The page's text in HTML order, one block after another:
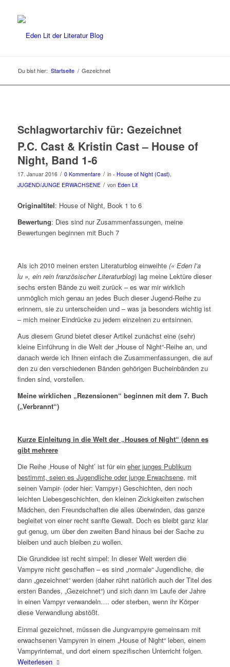
Du bist hier: Startseite / Gezeichnet
Schlagwortarchiv für: Gezeichnet
P.C. Cast & Kristin Cast – House of
Night, Band 1-6
17. Januar 2016 / 0 Kommentare / in - House of Night (Cast),
JUGEND/JUNGE ERWACHSENE / von Eden Lit
Originaltitel: House of Night, Book 1 to 6
Bewertung: Dies sind nur Zusammenfassungen, meine
Bewertungen beginnen mit Buch 7
Als ich 2010 meinen ersten Literaturblog einweihte (« Eden l’a
lu », ein rein französischer Literaturblog) lag meine Lektüre dieser
sechs ersten Bände zu weit zurück – es war mir wirklich
unmöglich mich genau an jedes Buch dieser Jugend-Reihe zu
erinnern, sie zu unterscheiden und – was ja besonders wichtig ist
– mich meiner Eindrücke zu jedem einzelnen zu entsinnen.
Aus diesem Grund bietet dieser Artikel zunächst eine (sehr)
kleine Einführung in die Welt der „House of Night“-Reihe an, und
danach werde ich Ihnen einfach die Zusammenfassungen, die auf
den zu den verschiedenen Bänden gehörigen Bucheinbänden zu
finden sind, vorstellen.
Meine wirklichen „Rezensionen“ beginnen mit dem 7. Buch
(„Verbrannt“)
Kurze Einleitung in die Welt der „Houses of Night“ (denn es
gibt mehrere
Die Reihe ‚House of Night’ ist für ein eher junges Publikum
bestimmt, seien es Jugendliche oder junge Erwachsene, mit
seinen Vampir- (oder hier: Vampyr-) Geschichten, den noch
leichten Liebesgeschichten, den kleinen Zickigkeiten zwischen
Mädchen, den Freundschaften die alles überwinden, das ganze
begleitet von einer recht sanfte Gewalt. Doch es bleibt ganz klar
gut genug, um über den zweiten Band hinaus bei der Sache zu
bleiben und auch bleiben zu wollen.
Die Grundidee ist recht simpel: In dieser Welt werden die
Vampyre nicht geschaffen – es sind „normale“ Jugendliche, die
dann „gezeichnet“ werden (daher rührt natürlich auch der Titel des
ersten Bandes, „Gezeichnet“) und sich dann im Laufe der Jahre
in einen Vampyr verwandeln…. oder sterben, wenn ihr Körper
diese Verwandlung abstößt.
Einmal gezeichnet, müssen die Jungvampyre gemeinsam mit
erwachsenen Vampyren in einem „House of Night“ leben, einem
Vampyrinternat, und dort einem spezifischen Unterricht folgen.
Weiterlesen